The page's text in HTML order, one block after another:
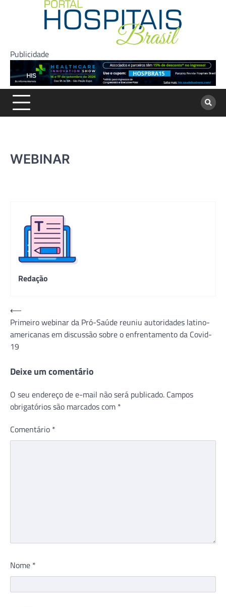
Publicidade
WEBINAR
Redação
Navegação
de
Post
⟵
Primeiro webinar da Pró-Saúde reuniu autoridades latino-
americanas em discussão sobre o enfrentamento da Covid-
19
Deixe um comentário
O seu endereço de e-mail não será publicado. Campos
obrigatórios são marcados com *
Comentário *
Nome *